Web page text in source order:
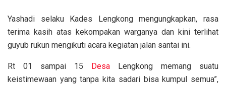
Yashadi selaku Kades Lengkong mengungkapkan, rasa
terima kasih atas kekompakan warganya dan kini terlihat
guyub rukun mengikuti acara kegiatan jalan santai ini.
Rt 01 sampai 15 Desa Lengkong memang suatu
keistimewaan yang tanpa kita sadari bisa kumpul semua”,